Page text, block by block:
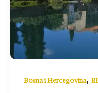
Bosna i Hercegovina,